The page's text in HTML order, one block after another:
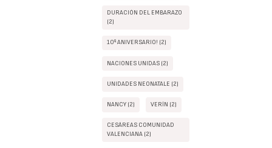
DURACIÓN DEL EMBARAZO
(2)
10º ANIVERSARIO! (2)
NACIONES UNIDAS (2)
UNIDADES NEONATALE (2)
NANCY (2) VERÍN (2)
CESÁREAS COMUNIDAD
VALENCIANA (2)